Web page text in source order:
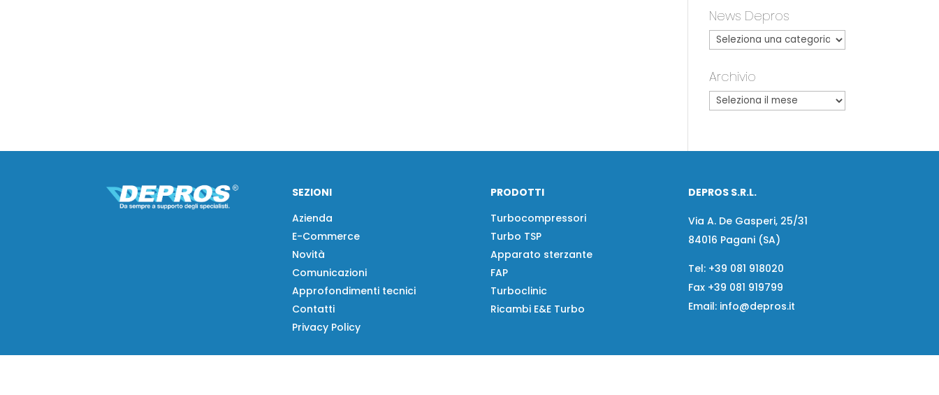
News Depros
Archivio
SEZIONI
Azienda
E-Commerce
Novità
Comunicazioni
Approfondimenti tecnici
Contatti
Privacy Policy
PRODOTTI
Turbocompressori
Turbo TSP
Apparato sterzante
FAP
Turboclinic
Ricambi E&E Turbo
DEPROS S.R.L.
Via A. De Gasperi, 25/31
84016 Pagani (SA)
Tel: +39 081 918020
Fax +39 081 919799
Email: info@depros.it